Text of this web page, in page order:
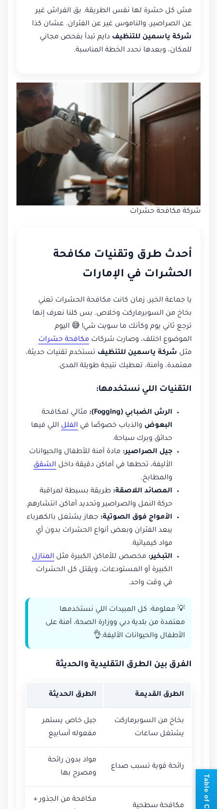
مش كل حشرة لها نفس الطريقة. بق الفراش غير
عن الصراصير، والناموس غير عن الفئران. عشان كذا
شركة ياسمين للتنظيف دايم تبدأ بفحص مجاني
للمكان، وبعدها نحدد الخطة المناسبة.
شركة مكافحة حشرات
أحدث طرق وتقنيات مكافحة
الحشرات في الإمارات
يا جماعة الخير، زمان كانت مكافحة الحشرات تعني
بخاخ من السوبرماركت وخلاص. بس كلنا نعرف إنها
ترجع ثاني يوم وكأنك ما سويت شي! 😅 اليوم
الموضوع اختلف، وصارت شركات مكافحة حشرات
مثل شركة ياسمين للتنظيف تستخدم تقنيات حديثة،
معتمدة، وآمنة، تعطيك نتيجة طويلة المدى.
التقنيات اللي نستخدمها:
الرش الضبابي (Fogging):
مثالي لمكافحة
البعوض والذباب خصوصًا في الفلل اللي فيها
حدائق وبرك سباحة.
جيل الصراصير: مادة آمنة للأطفال والحيوانات
الأليفة، تحطها في أماكن دقيقة داخل الشقق
والمطابخ.
المصائد اللاصقة: طريقة بسيطة لمراقبة
حركة النمل والصراصير وتحديد أماكن انتشارهم.
الأمواج فوق الصوتية: جهاز يشتغل بالكهرباء
يبعد الفئران وبعض أنواع الحشرات بدون أي
مواد كيميائية.
التبخير: مخصص للأماكن الكبيرة مثل المنازل
الكبيرة أو المستودعات، ويقتل كل الحشرات
في وقت واحد.
💡 معلومة: كل المبيدات اللي نستخدمها
معتمدة من بلدية دبي ووزارة الصحة، آمنة على
الأطفال والحيوانات الأليفة.👌
الفرق بين الطرق التقليدية والحديثة
الطرق القديمة الطرق الحديثة
بخاخ من السوبرماركت
يشتغل ساعات
جيل خاص يستمر
مفعوله أسابيع
رائحة قوية تسبب صداع
مواد بدون رائحة
ومصرح بها
مكافحة سطحية
مكافحة من الجذور +